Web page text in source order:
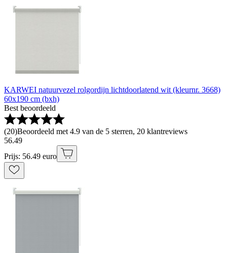
KARWEI natuurvezel rolgordijn lichtdoorlatend wit (kleurnr. 3668)
60x190 cm (bxh)
Best beoordeeld
(20)Beoordeeld met 4.9 van de 5 sterren, 20 klantreviews
56.49
Prijs: 56.49 euro